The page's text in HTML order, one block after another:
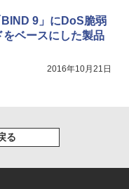
9」にDoS脆弱
ベースにした製品
2016年10月21日
る